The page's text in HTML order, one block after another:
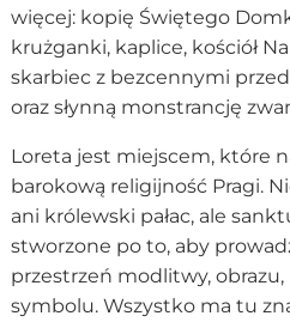
więcej: kopię Świętego
krużganki, kaplice, kościół
skarbiec z bezcennymi
oraz słynną monstrancję
Loreta jest miejscem, które
barokową religijność Pragi.
ani królewski pałac, ale
stworzone po to, aby
przestrzeń modlitwy,
symbolu. Wszystko ma tu